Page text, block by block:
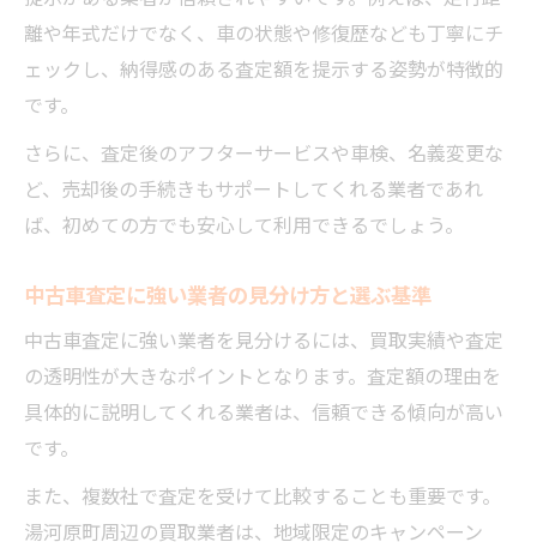
離や年式だけでなく、車の状態や修復歴なども丁寧にチ
ェックし、納得感のある査定額を提示する姿勢が特徴的
です。
さらに、査定後のアフターサービスや車検、名義変更な
ど、売却後の手続きもサポートしてくれる業者であれ
ば、初めての方でも安心して利用できるでしょう。
中古車査定に強い業者の見分け方と選ぶ基準
中古車査定に強い業者を見分けるには、買取実績や査定
の透明性が大きなポイントとなります。査定額の理由を
具体的に説明してくれる業者は、信頼できる傾向が高い
です。
また、複数社で査定を受けて比較することも重要です。
湯河原町周辺の買取業者は、地域限定のキャンペーン